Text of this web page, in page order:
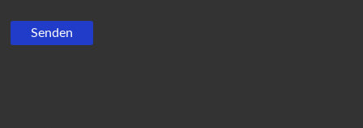
Bitte lasse dieses Feld leer.